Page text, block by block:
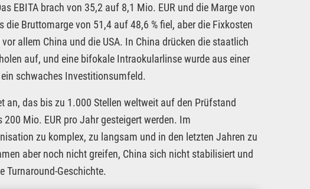
EBITA brach von 35,2 auf 8,1 Mio. EUR und die Marge von
Bruttomarge von 51,4 auf 48,6 % fiel, aber die Fixkosten
allem China und die USA. In China drücken die staatlich
auf, und eine bifokale Intraokularlinse wurde aus einer
schwaches Investitionsumfeld.
an, das bis zu 1.000 Stellen weltweit auf den Prüfstand
Mio. EUR pro Jahr gesteigert werden. Im
zu komplex, zu langsam und in den letzten Jahren zu
aber noch nicht greifen, China sich nicht stabilisiert und
Turnaround-Geschichte.